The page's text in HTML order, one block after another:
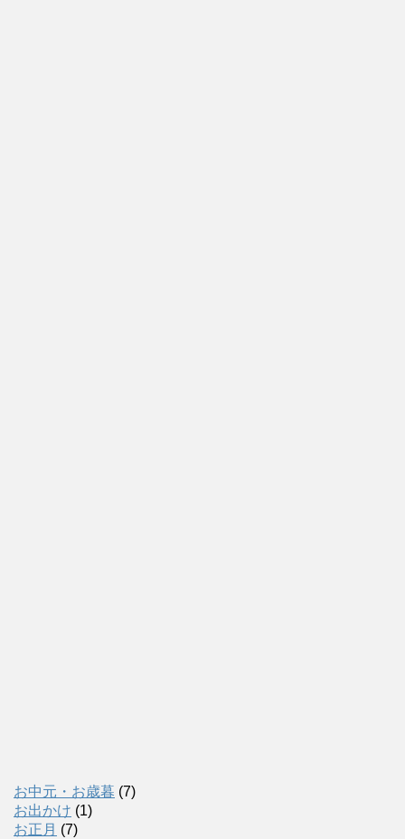
お中元・お歳暮 (7)
お出かけ (1)
お正月 (7)